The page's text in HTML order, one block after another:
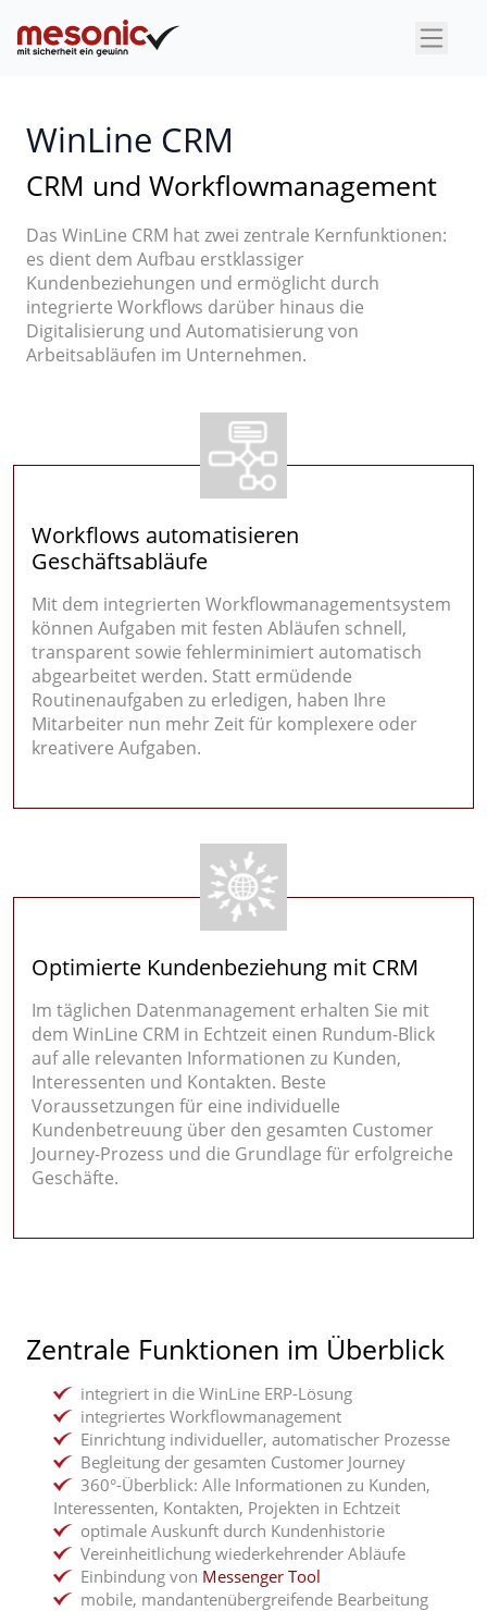
×
WinLine CRM
CRM und Workflowmanagement
Das WinLine CRM hat zwei zentrale Kernfunktionen:
es dient dem Aufbau erstklassiger
Kundenbeziehungen und ermöglicht durch
integrierte Workflows darüber hinaus die
Digitalisierung und Automatisierung von
Arbeitsabläufen im Unternehmen.
Workflows automatisieren
Geschäftsabläufe
Mit dem integrierten Workflowmanagementsystem
können Aufgaben mit festen Abläufen schnell,
transparent sowie fehlerminimiert automatisch
abgearbeitet werden. Statt ermüdende
Routinenaufgaben zu erledigen, haben Ihre
Mitarbeiter nun mehr Zeit für komplexere oder
kreativere Aufgaben.
Optimierte Kundenbeziehung mit CRM
Im täglichen Datenmanagement erhalten Sie mit
dem WinLine CRM in Echtzeit einen Rundum-Blick
auf alle relevanten Informationen zu Kunden,
Interessenten und Kontakten. Beste
Voraussetzungen für eine individuelle
Kundenbetreuung über den gesamten Customer
Journey-Prozess und die Grundlage für erfolgreiche
Geschäfte.
Zentrale Funktionen im Überblick
integriert in die WinLine ERP-Lösung
integriertes Workflowmanagement
Einrichtung individueller, automatischer Prozesse
Begleitung der gesamten Customer Journey
360°-Überblick: Alle Informationen zu Kunden,
Interessenten, Kontakten, Projekten in Echtzeit
optimale Auskunft durch Kundenhistorie
Vereinheitlichung wiederkehrender Abläufe
Einbindung von Messenger Tool
mobile, mandantenübergreifende Bearbeitung